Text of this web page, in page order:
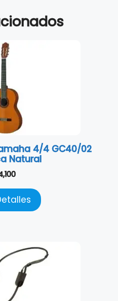
4/4 GC40/02
Natural